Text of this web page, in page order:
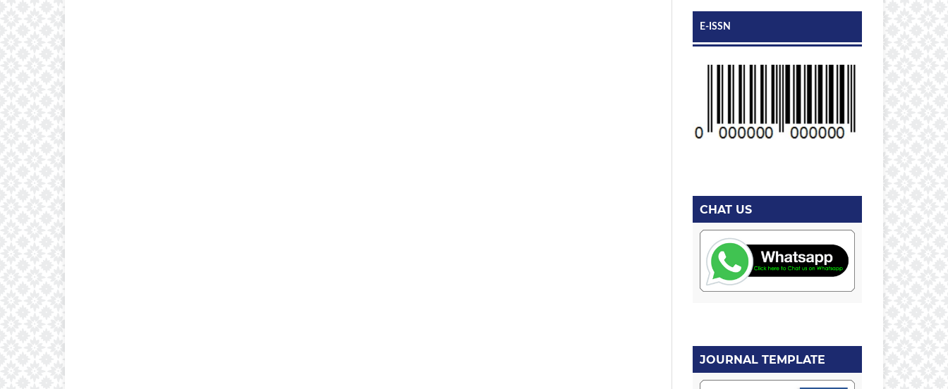
E-ISSN
CHAT US
JOURNAL TEMPLATE